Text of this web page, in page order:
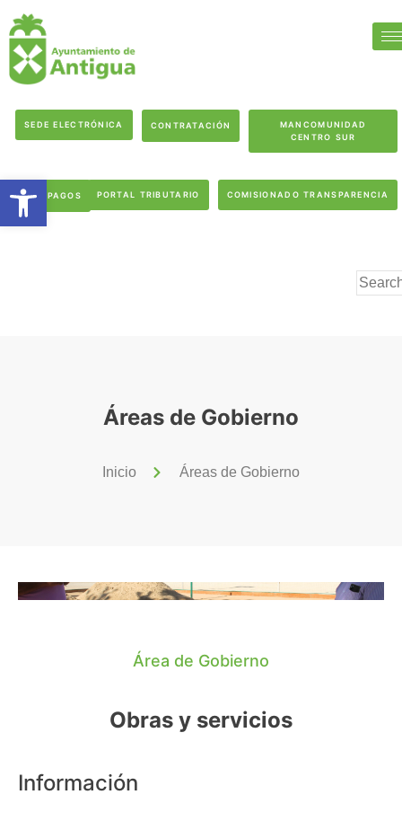
SEDE ELECTRÓNICA CONTRATACIÓN
MANCOMUNIDAD
CENTRO SUR
PAGOS PORTAL TRIBUTARIO COMISIONADO TRANSPARENCIA
Áreas de Gobierno
Inicio Áreas de Gobierno
Área de Gobierno
Obras y servicios
Información
Abrir barra de herramientas